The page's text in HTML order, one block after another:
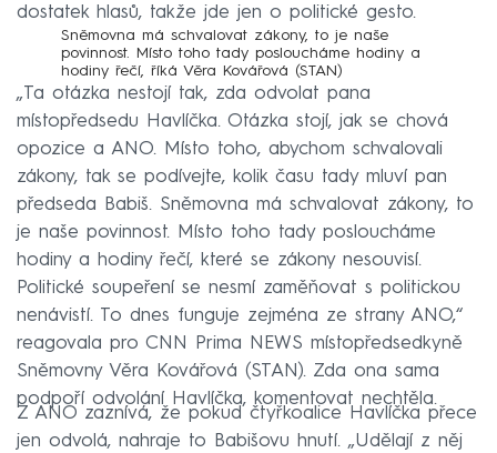
dostatek hlasů, takže jde jen o politické gesto.
Sněmovna má schvalovat zákony, to je naše
povinnost. Místo toho tady posloucháme hodiny a
hodiny řečí, říká Věra Kovářová (STAN)
„Ta otázka nestojí tak, zda odvolat pana
místopředsedu Havlíčka. Otázka stojí, jak se chová
opozice a ANO. Místo toho, abychom schvalovali
zákony, tak se podívejte, kolik času tady mluví pan
předseda Babiš. Sněmovna má schvalovat zákony, to
je naše povinnost. Místo toho tady posloucháme
hodiny a hodiny řečí, které se zákony nesouvisí.
Politické soupeření se nesmí zaměňovat s politickou
nenávistí. To dnes funguje zejména ze strany ANO,“
reagovala pro CNN Prima NEWS místopředsedkyně
Sněmovny Věra Kovářová (STAN). Zda ona sama
podpoří odvolání Havlíčka, komentovat nechtěla.
Z ANO zaznívá, že pokud čtyřkoalice Havlíčka přece
jen odvolá, nahraje to Babišovu hnutí. „Udělají z něj